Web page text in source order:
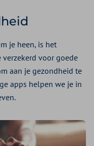
je heen, is het
voor goede
aan je gezondheid te
apps helpen we je in